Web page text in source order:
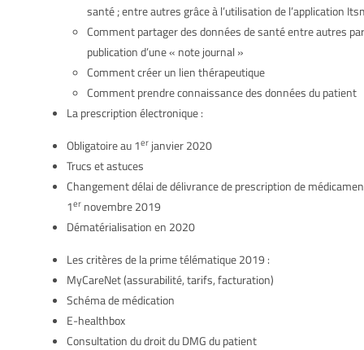
santé ; entre autres grâce à l’utilisation de l’application
Comment partager des données de santé entre autres
publication d’une « note journal »
Comment créer un lien thérapeutique
Comment prendre connaissance des données du patient
La prescription électronique :
Obligatoire au 1er janvier 2020
Trucs et astuces
Changement délai de délivrance de prescription de
1er novembre 2019
Dématérialisation en 2020
Les critères de la prime télématique 2019 :
MyCareNet (assurabilité, tarifs, facturation)
Schéma de médication
E-healthbox
Consultation du droit du DMG du patient